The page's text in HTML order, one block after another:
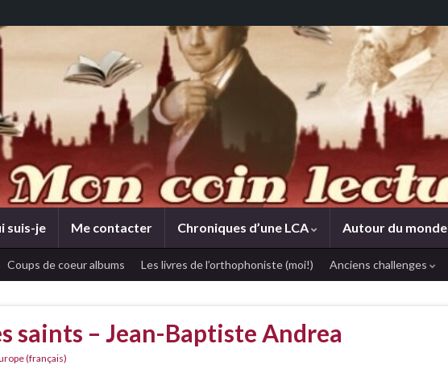
suis-je Me contacter Chroniques d’une LCA Autour du monde
Coups de coeur albums Les livres de l’orthophoniste (moi!) Anciens challenges
saints – Jean-Baptiste Andrea
(français)